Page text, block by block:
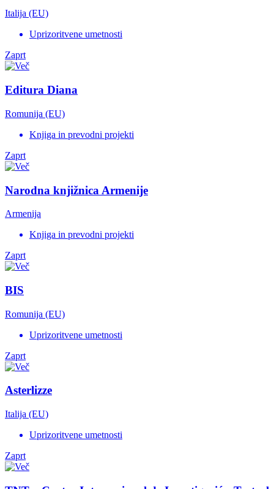
Italija (EU)
Uprizoritvene umetnosti
Zaprt
Editura Diana
Romunija (EU)
Knjiga in prevodni projekti
Zaprt
Narodna knjižnica Armenije
Armenija
Knjiga in prevodni projekti
Zaprt
BIS
Romunija (EU)
Uprizoritvene umetnosti
Zaprt
Asterlizze
Italija (EU)
Uprizoritvene umetnosti
Zaprt